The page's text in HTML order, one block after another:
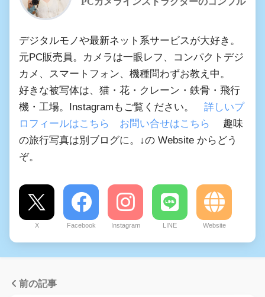
デジタルモノや最新ネット系サービスが大好き。
元PC販売員。カメラは一眼レフ、コンパクトデジ
カメ、スマートフォン、機種問わずお教え中。
好きな被写体は、猫・花・クレーン・鉄骨・飛行
機・工場。Instagramもご覧ください。 詳しいプ
ロフィールはこちら
お問い合せはこちら
趣味
の旅行写真は別ブログに。↓の Website からどう
ぞ。
X Facebook Instagram LINE Website
前の記事